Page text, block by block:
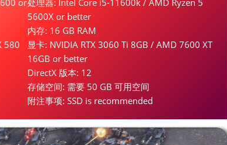
or
580
处理器: Intel Core i5-11600k / AMD Ryzen 5
5600X or better
内存: 16 GB RAM
显卡: NVIDIA RTX 3060 Ti 8GB / AMD 7600 XT
16GB or better
DirectX 版本: 12
存储空间: 需要 50 GB 可用空间
附注事项: SSD is recommended